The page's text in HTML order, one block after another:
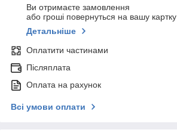
Ви отримаєте замовлення
або гроші повернуться на вашу картку
Детальніше
Оплатити частинами
Післяплата
Оплата на рахунок
Всі умови оплати